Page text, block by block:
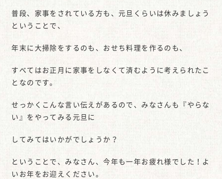
普段、家事をされている方も、元旦くらいは休みましょう
ということで、
年末に大掃除をするのも、おせち料理を作るのも、
すべてはお正月に家事をしなくて済むように考えられたこ
となのです。
せっかくこんな言い伝えがあるので、みなさんも『やらな
い』をやってみる元旦に
してみてはいかがでしょうか？
ということで、みなさん、今年も一年お疲れ様でした！よ
いお年をお迎えください。